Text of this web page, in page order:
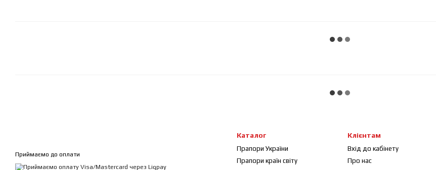
Приймаємо до оплати
Каталог
Прапори України
Прапори країн світу
Клієнтам
Вхід до кабінету
Про нас